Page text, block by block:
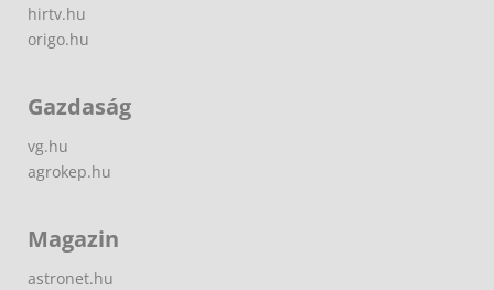
hirtv.hu
origo.hu
Gazdaság
vg.hu
agrokep.hu
Magazin
astronet.hu